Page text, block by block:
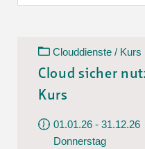
Clouddienste / Kurs
Cloud sicher
Kurs
01.01.26 - 31.12.26
Donnerstag